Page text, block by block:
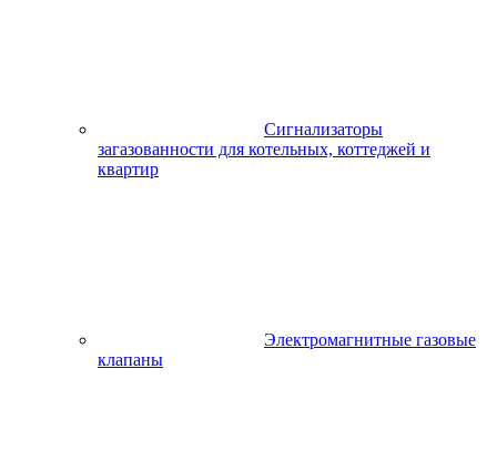
Сигнализаторы
загазованности для котельных, коттеджей и
квартир
Электромагнитные газовые
клапаны